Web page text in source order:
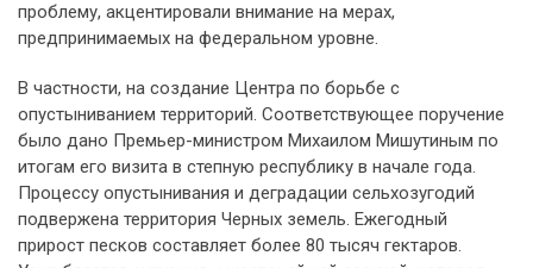
проблему, акцентировали внимание на мерах,
предпринимаемых на федеральном уровне.
В частности, на создание Центра по борьбе с
опустыниванием территорий. Соответствующее поручение
было дано Премьер-министром Михаилом Мишутиным по
итогам его визита в степную республику в начале года.
Процессу опустынивания и деградации сельхозугодий
подвержена территория Черных земель. Ежегодный
прирост песков составляет более 80 тысяч гектаров.